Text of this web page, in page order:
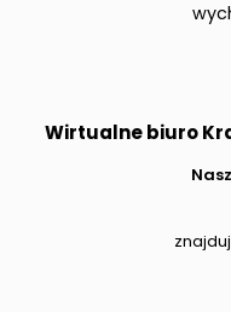
Wirtualne biuro